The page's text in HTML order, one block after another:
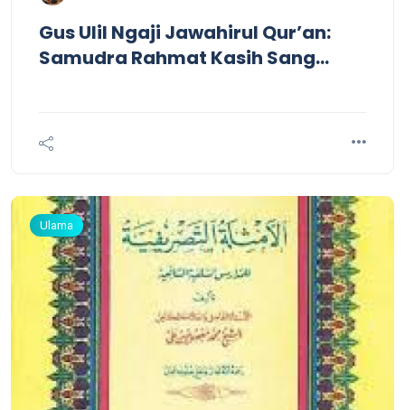
Gus Ulil Ngaji Jawahirul Qur’an:
Samudra Rahmat Kasih Sang
Ulama